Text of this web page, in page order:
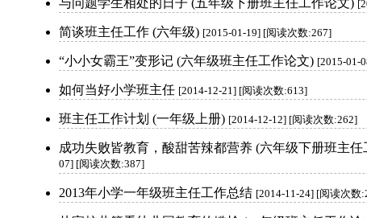
与问题学生相处的日子 (五年级下册班主任工作论文)
简谈班主任工作 (六年级) [2015-01-19] [阅读次数:267]
“小小女霸王”变形记 (六年级班主任工作论文) [2015-01-
如何当好小学班主任 [2014-12-21] [阅读次数:613]
班主任工作计划 (一年级上册) [2014-12-12] [阅读次数:262]
成功失败皆教育，酸甜苦辣都营养 (六年级下册班主任
07] [阅读次数:387]
2013年小学一年级班主任工作总结 [2014-11-24] [阅读次数